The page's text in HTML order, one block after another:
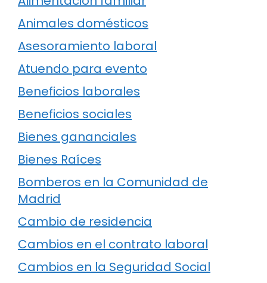
Animales domésticos
Asesoramiento laboral
Atuendo para evento
Beneficios laborales
Beneficios sociales
Bienes gananciales
Bienes Raíces
Bomberos en la Comunidad de
Madrid
Cambio de residencia
Cambios en el contrato laboral
Cambios en la Seguridad Social